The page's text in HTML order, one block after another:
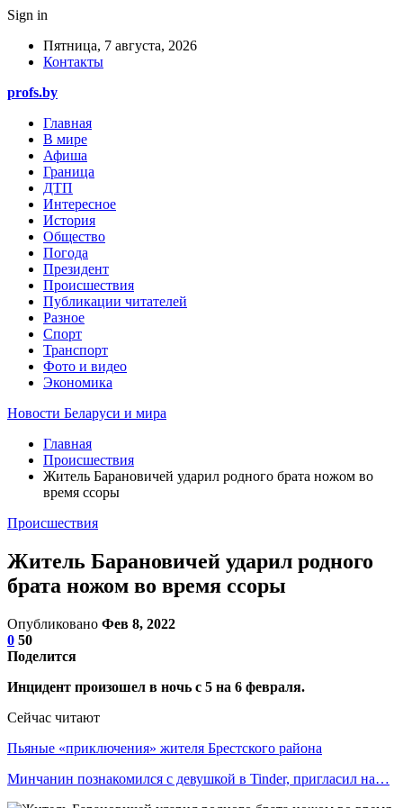
Sign in
Пятница, 7 августа, 2026
Контакты
profs.by
Главная
В мире
Афиша
Граница
ДТП
Интересное
История
Общество
Погода
Президент
Происшествия
Публикации читателей
Разное
Спорт
Транспорт
Фото и видео
Экономика
Новости Беларуси и мира
Главная
Происшествия
Житель Барановичей ударил родного брата ножом во
время ссоры
Происшествия
Житель Барановичей ударил родного
брата ножом во время ссоры
Опубликовано Фев 8, 2022
0 50
Поделится
Инцидент произошел в ночь с 5 на 6 февраля.
Сейчас читают
Пьяные «приключения» жителя Брестского района
Минчанин познакомился с девушкой в Tinder, пригласил на…